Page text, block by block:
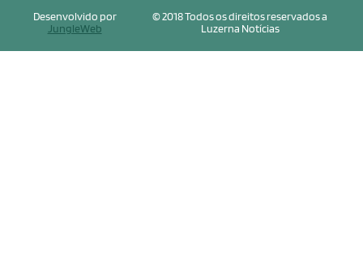
© 2018 Todos os direitos reservados a
Luzerna Notícias
Desenvolvido por
JungleWeb